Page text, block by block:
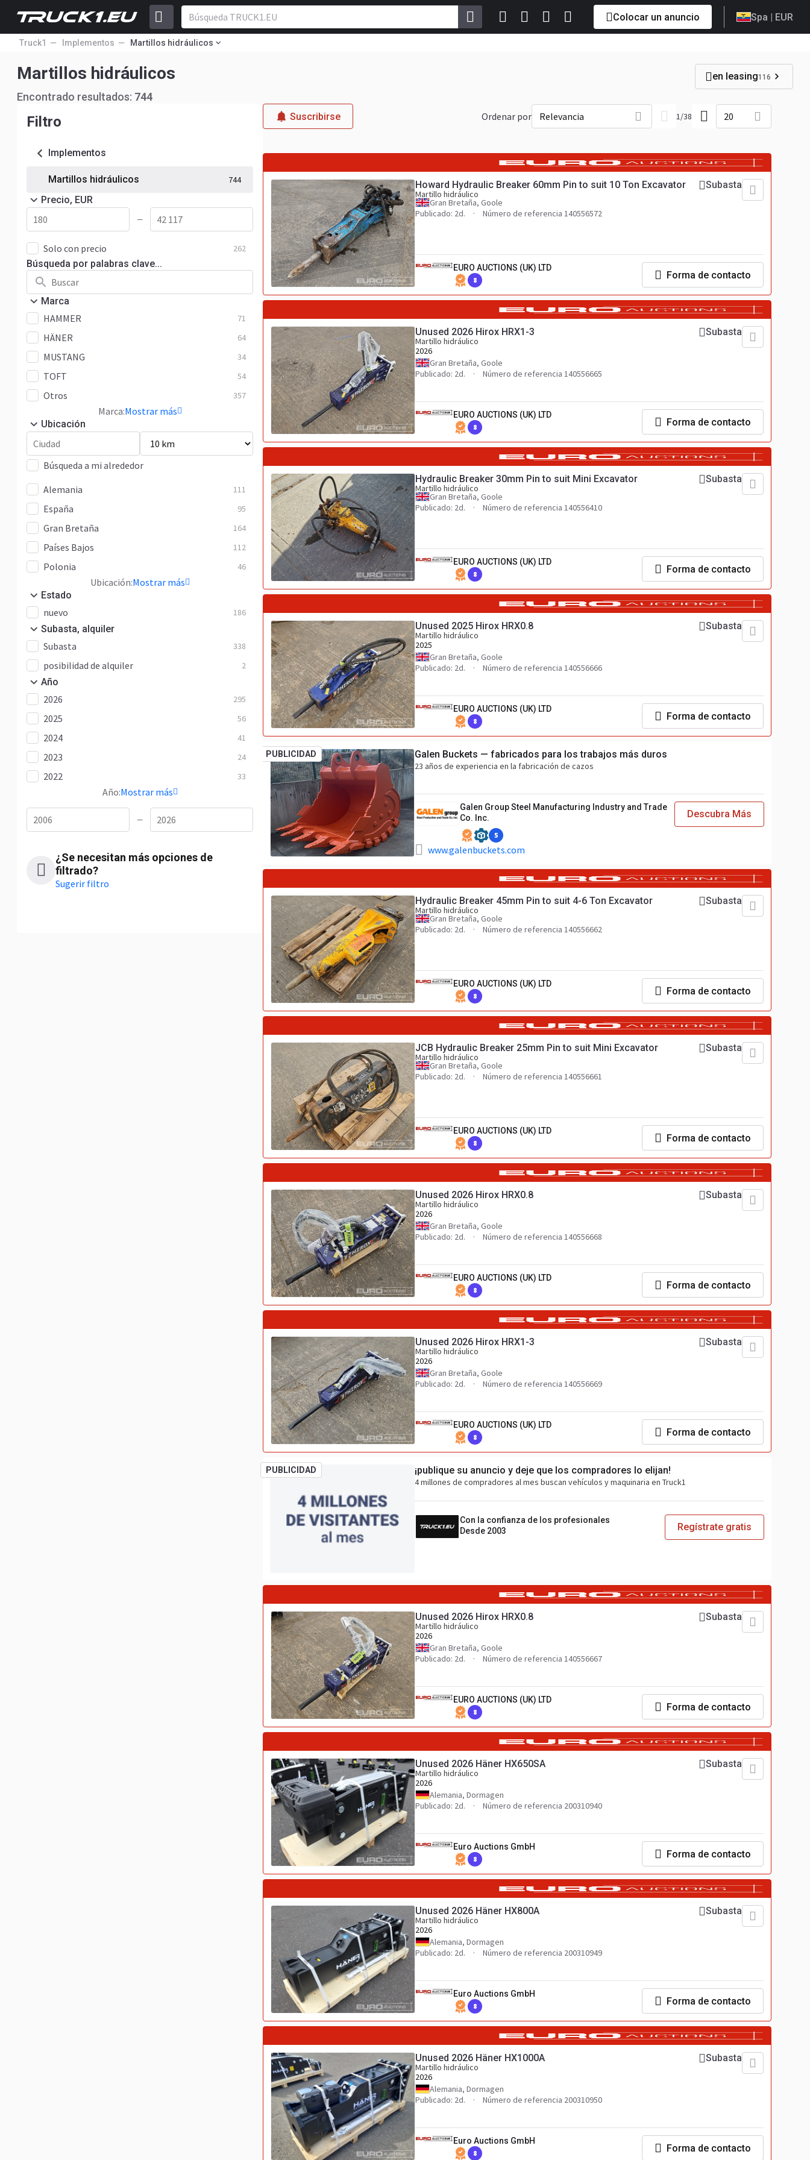
Colocar un anuncio Spa | EUR
Truck1 Implementos Martillos hidráulicos
Martillos hidráulicos
Encontrado resultados: 744
en leasing116
Filtro
Implementos
Martillos hidráulicos 744
Precio, EUR
—
Solo con precio 262
Búsqueda por palabras clave...
Marca
HAMMER 71
HÄNER 64
MUSTANG 34
TOFT 54
Otros 357
Marca:Mostrar más
Ubicación
Búsqueda a mi alrededor
Alemania
111
España 95
Gran Bretaña 164
Países Bajos 112
Polonia 46
Ubicación:Mostrar más
Estado
nuevo 186
Subasta, alquiler
Subasta 338
posibilidad de alquiler 2
Año
2026 295
2025 56
2024 41
2023 24
2022 33
Año:Mostrar más
—
¿Se necesitan más opciones de
filtrado?
Sugerir filtro
Suscribirse Ordenar por Relevancia 1/38 20
Howard Hydraulic Breaker 60mm Pin to suit 10 Ton Excavator
Martillo hidráulico
Gran Bretaña, Goole
Publicado: 2d.
Número de referencia 140556572
Subasta
EURO AUCTIONS (UK) LTD
8 Forma de contacto
Unused 2026 Hirox HRX1-3
Martillo hidráulico
2026
Gran Bretaña, Goole
Publicado: 2d.
Número de referencia 140556665
Subasta
EURO AUCTIONS (UK) LTD
8 Forma de contacto
Hydraulic Breaker 30mm Pin to suit Mini Excavator
Martillo hidráulico
Gran Bretaña, Goole
Publicado: 2d.
Número de referencia 140556410
Subasta
EURO AUCTIONS (UK) LTD
8 Forma de contacto
Unused 2025 Hirox HRX0.8
Martillo hidráulico
2025
Gran Bretaña, Goole
Publicado: 2d.
Número de referencia 140556666
Subasta
EURO AUCTIONS (UK) LTD
8 Forma de contacto
PUBLICIDAD Galen Buckets — fabricados para los trabajos más duros
23 años de experiencia en la fabricación de cazos
Galen Group Steel Manufacturing Industry and Trade
Co. Inc.
5
www.galenbuckets.com
Descubra Más
Hydraulic Breaker 45mm Pin to suit 4-6 Ton Excavator
Martillo hidráulico
Gran Bretaña, Goole
Publicado: 2d.
Número de referencia 140556662
Subasta
EURO AUCTIONS (UK) LTD
8 Forma de contacto
JCB Hydraulic Breaker 25mm Pin to suit Mini Excavator
Martillo hidráulico
Gran Bretaña, Goole
Publicado: 2d.
Número de referencia 140556661
Subasta
EURO AUCTIONS (UK) LTD
8 Forma de contacto
Unused 2026 Hirox HRX0.8
Martillo hidráulico
2026
Gran Bretaña, Goole
Publicado: 2d.
Número de referencia 140556668
Subasta
EURO AUCTIONS (UK) LTD
8 Forma de contacto
Unused 2026 Hirox HRX1-3
Martillo hidráulico
2026
Gran Bretaña, Goole
Publicado: 2d.
Número de referencia 140556669
Subasta
EURO AUCTIONS (UK) LTD
8 Forma de contacto
PUBLICIDAD ¡publique su anuncio y deje que los compradores lo elijan!
4 millones de compradores al mes buscan vehículos y maquinaria en Truck1
Con la confianza de los profesionales
Desde 2003
Regístrate gratis
Unused 2026 Hirox HRX0.8
Martillo hidráulico
2026
Gran Bretaña, Goole
Publicado: 2d.
Número de referencia 140556667
Subasta
EURO AUCTIONS (UK) LTD
8 Forma de contacto
Unused 2026 Häner HX650SA
Martillo hidráulico
2026
Alemania, Dormagen
Publicado: 2d.
Número de referencia 200310940
Subasta
Euro Auctions GmbH
8 Forma de contacto
Unused 2026 Häner HX800A
Martillo hidráulico
2026
Alemania, Dormagen
Publicado: 2d.
Número de referencia 200310949
Subasta
Euro Auctions GmbH
8 Forma de contacto
Unused 2026 Häner HX1000A
Martillo hidráulico
2026
Alemania, Dormagen
Publicado: 2d.
Número de referencia 200310950
Subasta
Euro Auctions GmbH
8 Forma de contacto